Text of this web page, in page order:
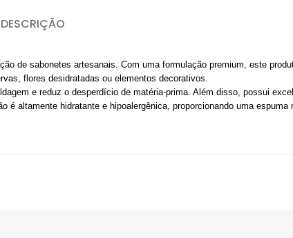
DESCRIÇÃO
de sabonetes artesanais. Com uma formulação premium, este
flores desidratadas ou elementos decorativos.
e reduz o desperdício de matéria-prima. Além disso, possui
altamente hidratante e hipoalergênica, proporcionando uma